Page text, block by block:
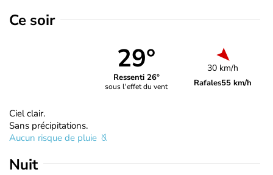
Ce soir
29°
Ressenti 26°
sous l'effet du vent
30 km/h
Rafales55 km/h
Ciel clair.
Sans précipitations.
Aucun risque de pluie
Nuit